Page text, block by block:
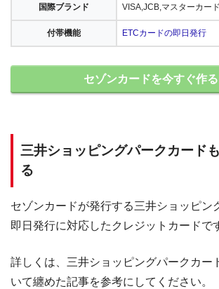
国際ブランド VISA,JCB,マスターカード
付帯機能 ETCカードの即日発行
セゾンカードを今すぐ作る
三井ショッピングパークカード
る
セゾンカードが発行する三井ショッピン
即日発行に対応したクレジットカードで
詳しくは、三井ショッピングパークカー
いて纏めた記事を参考にしてください。